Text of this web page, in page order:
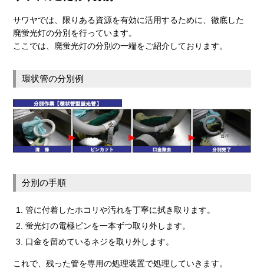
サワヤでは、限りある資源を有効に活用するために、徹底した
廃蛍光灯の分別を行っています。
ここでは、廃蛍光灯の分別の一端をご紹介しております。
環状管の分別例
分別の手順
管に付着したホコリや汚れを丁寧に拭き取ります。
蛍光灯の電極ピンを一本ずつ取り外します。
口金を留めているネジを取り外します。
これで、残った管を専用の処理装置で処理していきます。